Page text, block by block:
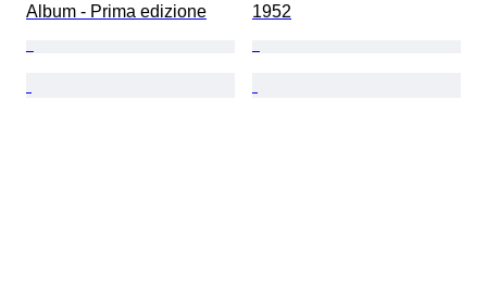
Album - Prima edizione
1952